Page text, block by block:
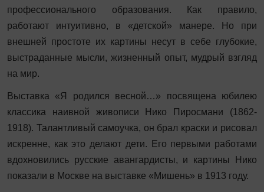
профессионального образования. Как правило,
работают интуитивно, в «детской» манере. Но при
внешней простоте их картины несут в себе глубокие,
выстраданные мысли, жизненный опыт, мудрый взгляд
на мир.
Выставка «Я родился весной…» посвящена юбилею
классика наивной живописи Нико Пиросмани (1862-
1918). Талантливый самоучка, он брал краски и рисовал
искренне, как это делают дети. Его первыми работами
вдохновились русские авангардисты, и картины Нико
показали в Москве на выставке «Мишень» в 1913 году.